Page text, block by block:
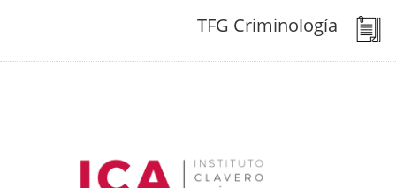
TFG Criminología